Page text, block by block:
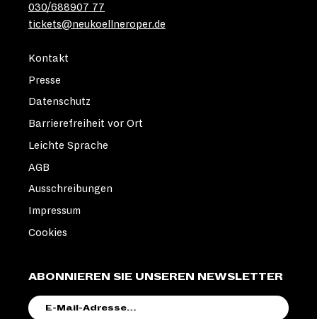
030/688907 77
tickets@neukoellneroper.de
ABONNIEREN SIE UNSEREN NEWSLETTER
MAIL-
Kontakt
Presse
Datenschutz
Barrierefreiheit vor Ort
Leichte Sprache
AGB
Ausschreibungen
Impressum
Cookies